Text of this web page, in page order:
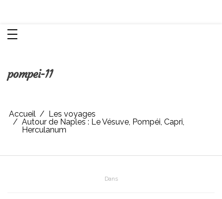
pompei-11
Accueil
Les voyages
Autour de Naples : Le Vésuve, Pompéi, Capri,
Herculanum
Dans